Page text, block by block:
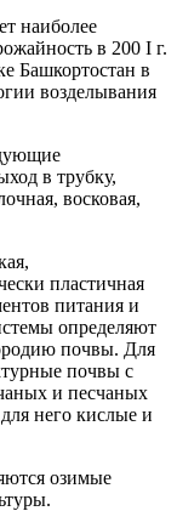
наиболее
в 200 I г.
Башкортостан в
возделывания
в трубку,
восковая,
пластичная
питания и
определяют
почвы. Для
почвы с
и песчаных
него кислые и
озимые